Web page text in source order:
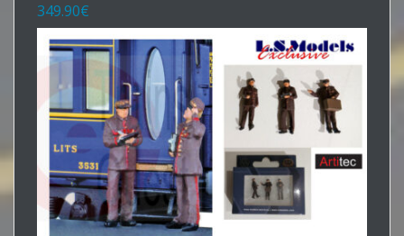
349.90€